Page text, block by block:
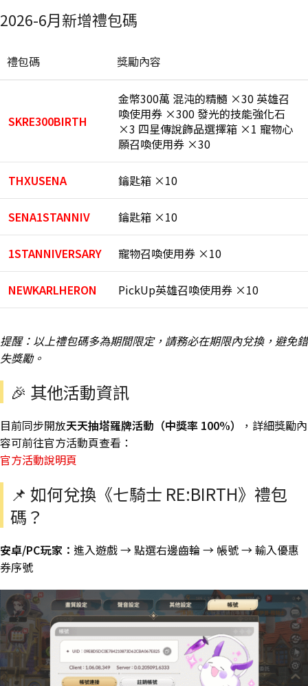
2026-6月新增禮包碼
禮包碼 獎勵內容
SKRE300BIRTH
金幣300萬 混沌的精髓 ×30 英雄召
喚使用券 ×300 發光的技能強化石
×3 四星傳說飾品選擇箱 ×1 寵物心
願召喚使用券 ×30
THXUSENA 鑰匙箱 ×10
SENA1STANNIV 鑰匙箱 ×10
1STANNIVERSARY 寵物召喚使用券 ×10
NEWKARLHERON PickUp英雄召喚使用券 ×10
提醒：以上禮包碼多為期間限定，請務必在期限內兌換，避免錯
失獎勵。
🎉 其他活動資訊
目前同步開放天天抽塔羅牌活動（中獎率 100%）
，詳細獎勵內
容可前往官方活動頁查看：
官方活動說明頁
📌 如何兌換《七騎士 RE:BIRTH》禮包
碼？
安卓/PC玩家： 進入遊戲 → 點選右邊齒輪 → 帳號 → 輸入優惠
券序號